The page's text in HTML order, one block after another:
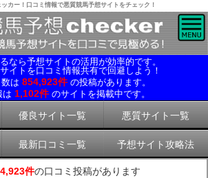
カー！口コミ情報で悪質競馬予想サイトをチェック！
なら予想サイトの活用が効率的です。
イトを口コミ情報共有で回避しよう！
は 854,923件 の投稿があります。
は 1,102件 のサイトを掲載中です。
優良サイト一覧 悪質サイト一覧
最新口コミ一覧 予想サイト攻略法
件の口コミ投稿があります